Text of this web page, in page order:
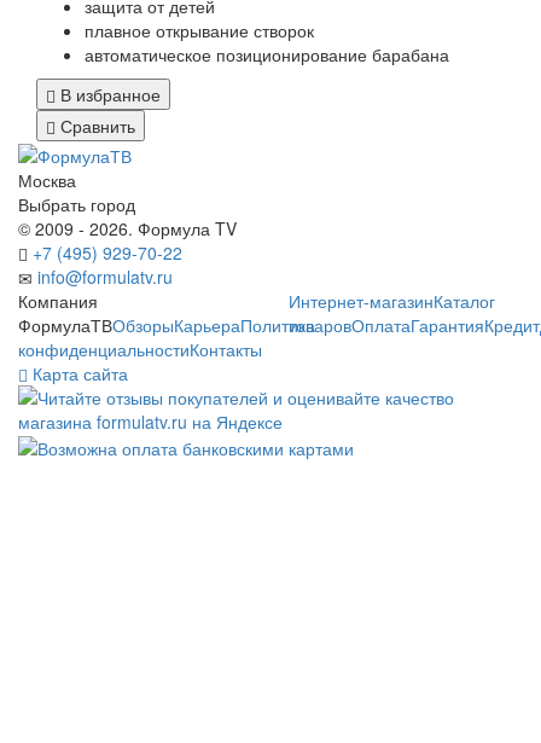
защита от детей
плавное открывание створок
автоматическое позиционирование барабана
В избранное
Сравнить
Москва
Выбрать город
© 2009 - 2026. Формула TV
+7 (495) 929-70-22
info@formulatv.ru
Компания
ФормулаТВОбзорыКарьераПолитика
конфиденциальностиКонтакты
Интернет-магазинКаталог
товаровОплатаГарантияКредит
Карта сайта